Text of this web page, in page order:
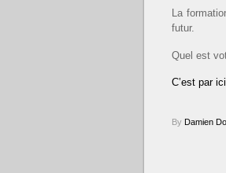
La
futur.
Quel est
C’est par
By Damien